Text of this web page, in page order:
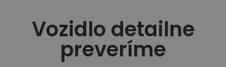
Vozidlo detailne
preveríme